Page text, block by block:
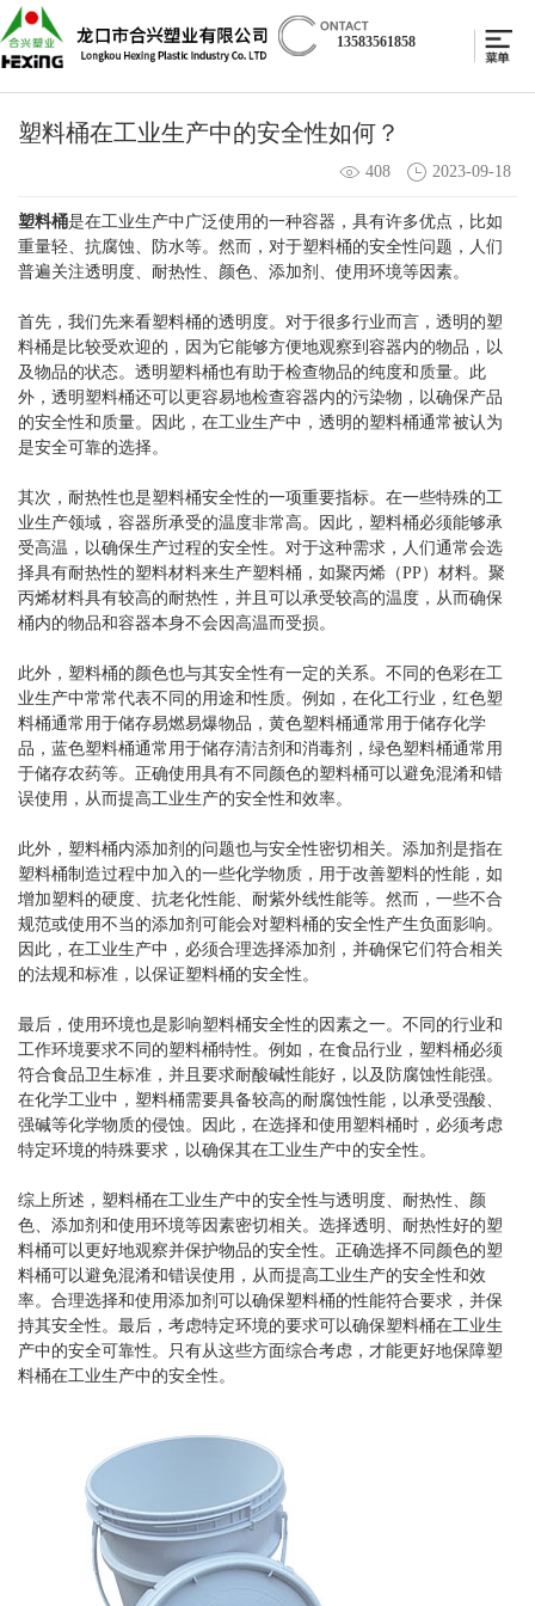
13583561858
塑料桶在工业生产中的安全性如何？
408 2023-09-18
塑料桶是在工业生产中广泛使用的一种容器，具有许多优点，比如
重量轻、抗腐蚀、防水等。然而，对于塑料桶的安全性问题，人们
普遍关注透明度、耐热性、颜色、添加剂、使用环境等因素。
首先，我们先来看塑料桶的透明度。对于很多行业而言，透明的塑
料桶是比较受欢迎的，因为它能够方便地观察到容器内的物品，以
及物品的状态。透明塑料桶也有助于检查物品的纯度和质量。此
外，透明塑料桶还可以更容易地检查容器内的污染物，以确保产品
的安全性和质量。因此，在工业生产中，透明的塑料桶通常被认为
是安全可靠的选择。
其次，耐热性也是塑料桶安全性的一项重要指标。在一些特殊的工
业生产领域，容器所承受的温度非常高。因此，塑料桶必须能够承
受高温，以确保生产过程的安全性。对于这种需求，人们通常会选
择具有耐热性的塑料材料来生产塑料桶，如聚丙烯（PP）材料。聚
丙烯材料具有较高的耐热性，并且可以承受较高的温度，从而确保
桶内的物品和容器本身不会因高温而受损。
此外，塑料桶的颜色也与其安全性有一定的关系。不同的色彩在工
业生产中常常代表不同的用途和性质。例如，在化工行业，红色塑
料桶通常用于储存易燃易爆物品，黄色塑料桶通常用于储存化学
品，蓝色塑料桶通常用于储存清洁剂和消毒剂，绿色塑料桶通常用
于储存农药等。正确使用具有不同颜色的塑料桶可以避免混淆和错
误使用，从而提高工业生产的安全性和效率。
此外，塑料桶内添加剂的问题也与安全性密切相关。添加剂是指在
塑料桶制造过程中加入的一些化学物质，用于改善塑料的性能，如
增加塑料的硬度、抗老化性能、耐紫外线性能等。然而，一些不合
规范或使用不当的添加剂可能会对塑料桶的安全性产生负面影响。
因此，在工业生产中，必须合理选择添加剂，并确保它们符合相关
的法规和标准，以保证塑料桶的安全性。
最后，使用环境也是影响塑料桶安全性的因素之一。不同的行业和
工作环境要求不同的塑料桶特性。例如，在食品行业，塑料桶必须
符合食品卫生标准，并且要求耐酸碱性能好，以及防腐蚀性能强。
在化学工业中，塑料桶需要具备较高的耐腐蚀性能，以承受强酸、
强碱等化学物质的侵蚀。因此，在选择和使用塑料桶时，必须考虑
特定环境的特殊要求，以确保其在工业生产中的安全性。
综上所述，塑料桶在工业生产中的安全性与透明度、耐热性、颜
色、添加剂和使用环境等因素密切相关。选择透明、耐热性好的塑
料桶可以更好地观察并保护物品的安全性。正确选择不同颜色的塑
料桶可以避免混淆和错误使用，从而提高工业生产的安全性和效
率。合理选择和使用添加剂可以确保塑料桶的性能符合要求，并保
持其安全性。最后，考虑特定环境的要求可以确保塑料桶在工业生
产中的安全可靠性。只有从这些方面综合考虑，才能更好地保障塑
料桶在工业生产中的安全性。